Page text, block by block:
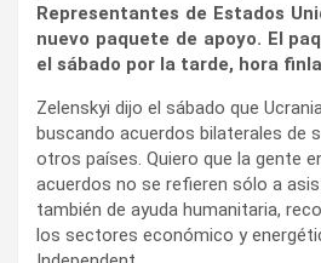
Representantes de Estados
nuevo paquete de apoyo. El
el sábado por la tarde, hora
Zelenskyi dijo el sábado que
buscando acuerdos bilaterales de
otros países. Quiero que la gente
acuerdos no se refieren sólo a
también de ayuda humanitaria,
los sectores económico y